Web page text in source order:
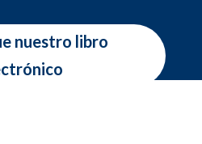
nuestro libro